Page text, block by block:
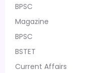
BPSC
Magazine
BPSC
BSTET
Current Affairs